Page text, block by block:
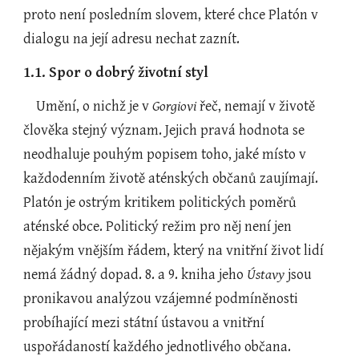
proto není posledním slovem, které chce Platón v
dialogu na její adresu nechat zaznít.
1.1. Spor o dobrý životní styl
    Umění, o nichž je v
Gorgiovi řeč, nemají v životě
člověka stejný význam. Jejich pravá hodnota se
neodhaluje pouhým popisem toho, jaké místo v
každodenním životě aténských občanů zaujímají.
Platón je ostrým kritikem politických poměrů
aténské obce. Politický režim pro něj není jen
nějakým vnějším řádem, který na vnitřní život lidí
nemá žádný dopad. 8. a 9. kniha jeho Ústavy jsou
pronikavou analýzou vzájemné podmíněnosti
probíhající mezi státní ústavou a vnitřní
uspořádaností každého jednotlivého občana.